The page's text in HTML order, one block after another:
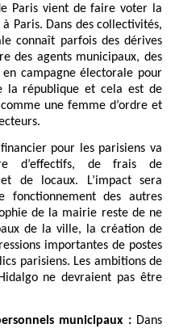
Paris vient de faire voter la
Paris. Dans des collectivités,
connaît parfois des dérives
des agents municipaux, des
campagne électorale pour
la république et cela est de
une femme d’ordre et
pour les parisiens va
d’effectifs, de frais de
de locaux. L’impact sera
fonctionnement des autres
de la mairie reste de ne
de la ville, la création de
importantes de postes
parisiens. Les ambitions de
ne devraient pas être
municipaux :Dans